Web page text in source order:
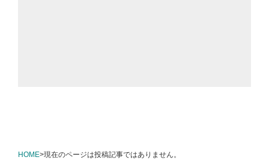
HOME>現在のページは投稿記事ではありません。